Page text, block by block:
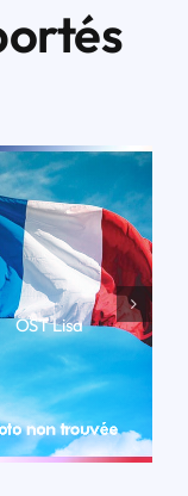
OST Lisa
LIRE LA BIO